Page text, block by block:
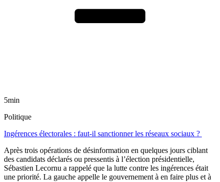
5min
Politique
Ingérences électorales : faut-il sanctionner les réseaux sociaux ?
Après trois opérations de désinformation en quelques jours ciblant
des candidats déclarés ou pressentis à l’élection présidentielle,
Sébastien Lecornu a rappelé que la lutte contre les ingérences était
une priorité. La gauche appelle le gouvernement à en faire plus et à